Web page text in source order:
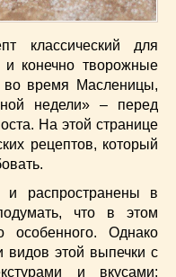
классический для
конечно творожные
во время Масленицы,
недели» – перед
На этой странице
рецептов, который
и распространены в
что в этом
особенного. Однако
видов этой выпечки с
и вкусами: